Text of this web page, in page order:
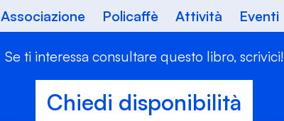
Associazione Policaffè Attività Eventi
Se ti interessa consultare questo libro, scrivici!
Chiedi disponibilità